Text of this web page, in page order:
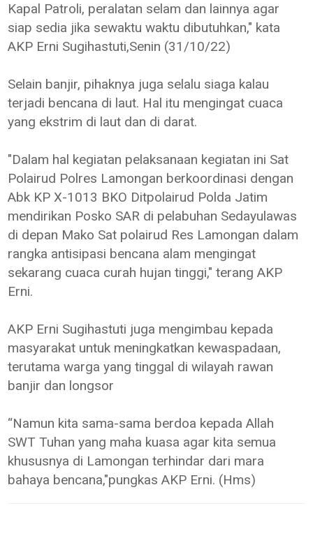
Kapal Patroli, peralatan selam dan lainnya agar
siap sedia jika sewaktu waktu dibutuhkan," kata
AKP Erni Sugihastuti,Senin (31/10/22)
Selain banjir, pihaknya juga selalu siaga kalau
terjadi bencana di laut. Hal itu mengingat cuaca
yang ekstrim di laut dan di darat.
"Dalam hal kegiatan pelaksanaan kegiatan ini Sat
Polairud Polres Lamongan berkoordinasi dengan
Abk KP X-1013 BKO Ditpolairud Polda Jatim
mendirikan Posko SAR di pelabuhan Sedayulawas
di depan Mako Sat polairud Res Lamongan dalam
rangka antisipasi bencana alam mengingat
sekarang cuaca curah hujan tinggi," terang AKP
Erni.
AKP Erni Sugihastuti juga mengimbau kepada
masyarakat untuk meningkatkan kewaspadaan,
terutama warga yang tinggal di wilayah rawan
banjir dan longsor
“Namun kita sama-sama berdoa kepada Allah
SWT Tuhan yang maha kuasa agar kita semua
khususnya di Lamongan terhindar dari mara
bahaya bencana,"pungkas AKP Erni. (Hms)